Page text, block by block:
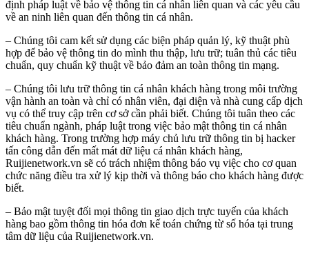
định pháp luật về bảo vệ thông tin cá nhân liên quan và các yêu cầu
về an ninh liên quan đến thông tin cá nhân.
– Chúng tôi cam kết sử dụng các biện pháp quản lý, kỹ thuật phù
hợp để bảo vệ thông tin do mình thu thập, lưu trữ; tuân thủ các tiêu
chuẩn, quy chuẩn kỹ thuật về bảo đảm an toàn thông tin mạng.
– Chúng tôi lưu trữ thông tin cá nhân khách hàng trong môi trường
vận hành an toàn và chỉ có nhân viên, đại diện và nhà cung cấp dịch
vụ có thể truy cập trên cơ sở cần phải biết. Chúng tôi tuân theo các
tiêu chuẩn ngành, pháp luật trong việc bảo mật thông tin cá nhân
khách hàng. Trong trường hợp máy chủ lưu trữ thông tin bị hacker
tấn công dẫn đến mất mát dữ liệu cá nhân khách hàng,
Ruijienetwork.vn sẽ có trách nhiệm thông báo vụ việc cho cơ quan
chức năng điều tra xử lý kịp thời và thông báo cho khách hàng được
biết.
– Bảo mật tuyệt đối mọi thông tin giao dịch trực tuyến của khách
hàng bao gồm thông tin hóa đơn kế toán chứng từ số hóa tại trung
tâm dữ liệu của Ruijienetwork.vn.